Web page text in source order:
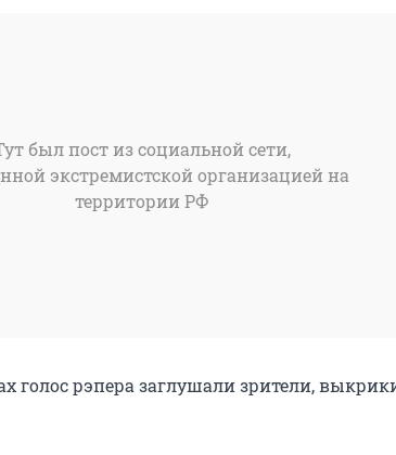
был пост из социальной сети,
экстремистской организацией на
территории РФ
голос рэпера заглушали зрители,